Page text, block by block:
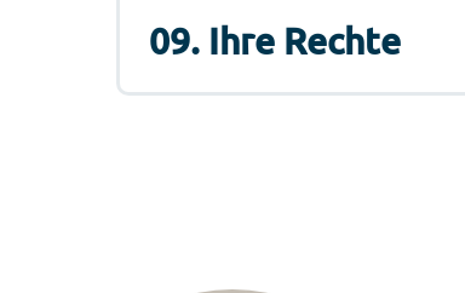
09. Ihre Rechte